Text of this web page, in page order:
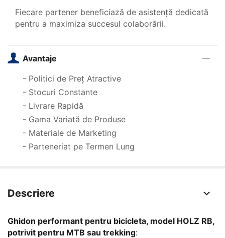
Fiecare partener beneficiază de asistență dedicată
pentru a maximiza succesul colaborării.
Avantaje
- Politici de Preț Atractive
- Stocuri Constante
- Livrare Rapidă
- Gama Variată de Produse
- Materiale de Marketing
- Parteneriat pe Termen Lung
Descriere
Ghidon performant pentru bicicleta, model HOLZ RB,
potrivit pentru MTB sau trekking: